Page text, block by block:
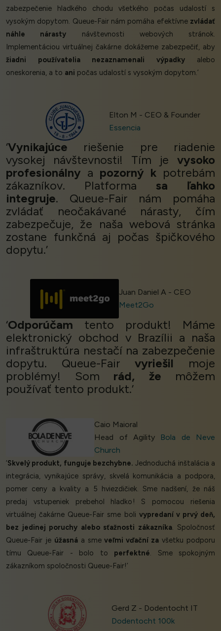
zabezpečenie hladkého chodu všetkého počas udalostí s
vysokým dopytom. Queue-Fair nám pomáha efektívne zvládať
náhle nárasty návštevnosti webových stránok.
Implementáciou virtuálnej čakárne dokážeme zabezpečiť, aby
žiadni používatelia nezaznamenali výpadkyalebo
oneskorenia, a to ani počas udalostí s vysokým dopytom.’
Elton M - CEO & Founder
Essencia
‘Vynikajúce riešenie pre riadenie
vysokej návštevnosti! Tím je vysoko
profesionálny a pozorný k potrebám
zákazníkov. Platforma sa ľahko
integruje. Queue-Fair nám pomáha
zvládať neočakávané nárasty, čím
zabezpečuje, že naša webová stránka
zostane funkčná aj počas špičkového
dopytu.’
Juan Daniel A - CEO
Meet2Go
‘Odporúčam tento produkt! Máme
elektronický obchod v Brazílii a naša
infraštruktúra nestačí na zabezpečenie
dopytu. Queue-Fairvyriešil moje
problémy! Som rád, že môžem
používať tento produkt.’
Caio Maioral
Head of Agility Bola de Neve
Church
‘Skvelý produkt, funguje bezchybne. Jednoduchá inštalácia a
integrácia, vynikajúce správy, skvelá komunikácia a podpora,
pomer ceny a kvality a 5 hviezdičiek. Sme nadšení, že náš
predaj vstupeniek prebehol hladko! S pomocou riešenia
virtuálnej čakárne Queue-Fair sme boli vypredaní v prvý deň,
bez jedinej poruchy alebo sťažnosti zákazníka. Spoločnosť
Queue-Fair je úžasnáa smeveľmi vďační za všetku podporu
tímu Queue-Fair - bolo to perfektné. Sme spokojným
zákazníkom spoločnosti Queue-Fair!’
Gerd Z - Dodentocht IT
Dodentocht 100k